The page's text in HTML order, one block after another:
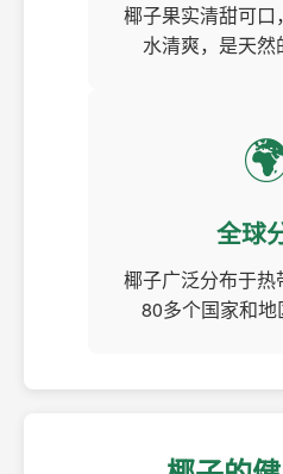
椰子果实清甜可
水清爽，是天然
全球
椰子广泛分布于热
80多个国家和地